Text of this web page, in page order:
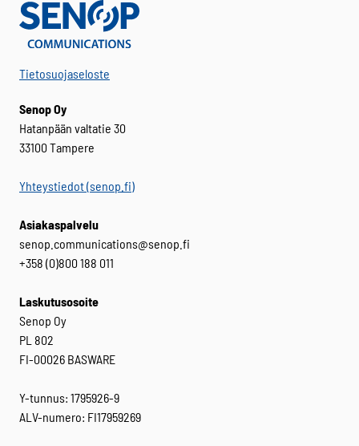
Tietosuojaseloste
Senop Oy
Hatanpään valtatie 30
33100 Tampere
Yhteystiedot (senop.fi)
Asiakaspalvelu
senop.communications@senop.fi
+358 (0)800 188 011
Laskutusosoite
Senop Oy
PL 802
FI-00026 BASWARE
Y-tunnus: 1795926-9
ALV-numero: FI17959269